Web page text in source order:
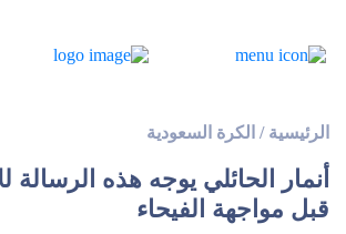
الرئيسية / الكرة السعودية
أنمار الحائلي يوجه هذه الرسالة
قبل مواجهة الفيحاء